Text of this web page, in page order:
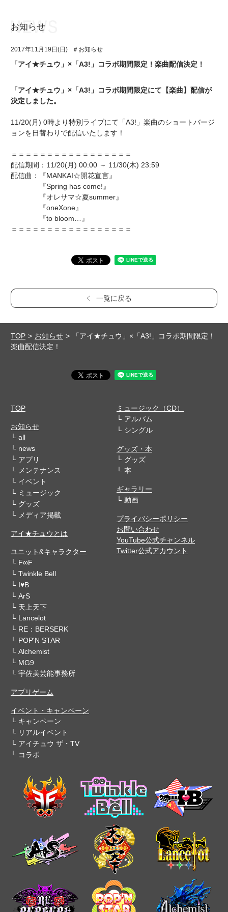
アプリゲーム
イベント・キャンペーン
ミュージック
ギャラリー
ユニット&キャラクター
アプリゲーム
イベント・キャンペーン
グッズ・本
ギャラリー
お知らせ
2017年11月19日(日) ＃お知らせ
「アイ★チュウ」×「A3!」コラボ期間限定！楽曲配信決定！
「アイ★チュウ」×「A3!」コラボ期間限定にて【楽曲】配信が
決定しました。
11/20(月) 0時より特別ライブにて「A3!」楽曲のショートバージ
ョンを日替わりで配信いたします！
＝＝＝＝＝＝＝＝＝＝＝＝＝＝＝＝＝
配信期間：11/20(月) 00:00 ～ 11/30(木) 23:59
配信曲：『MANKAI☆開花宣言』
『Spring has come!』
『オレサマ☆夏summer』
『oneXone』
『to bloom…』
＝＝＝＝＝＝＝＝＝＝＝＝＝＝＝＝＝
一覧に戻る
TOP お知らせ
「アイ★チュウ」×「A3!」コラボ期間限定！
楽曲配信決定！
TOP
お知らせ
all
news
アプリ
メンテナンス
イベント
ミュージック
グッズ
メディア掲載
アイ★チュウとは
ユニット&キャラクター
F∞F
Twinkle Bell
I♥B
ArS
天上天下
Lancelot
RE：BERSERK
POP'N STAR
Alchemist
MG9
宇佐美芸能事務所
アプリゲーム
イベント・キャンペーン
キャンペーン
リアルイベント
アイチュウ ザ・TV
コラボ
ミュージック（CD）
アルバム
シングル
グッズ・本
グッズ
本
ギャラリー
動画
プライバシーポリシー
お問い合わせ
YouTube公式チャンネル
Twitter公式アカウント